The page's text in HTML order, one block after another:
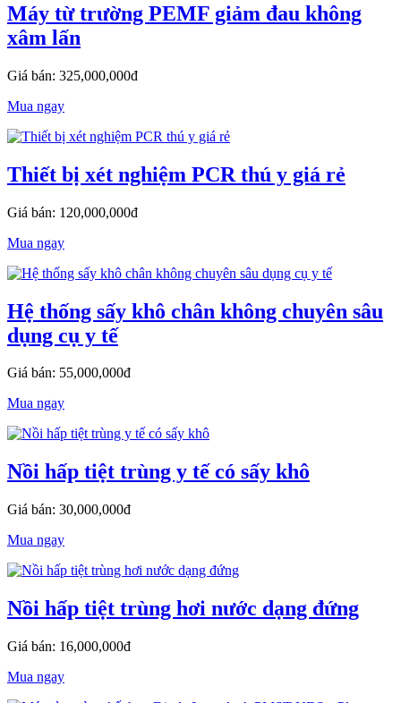
Máy từ trường PEMF giảm đau không
xâm lấn
Giá bán: 325,000,000đ
Mua ngay
Thiết bị xét nghiệm PCR thú y giá rẻ
Giá bán: 120,000,000đ
Mua ngay
Hệ thống sấy khô chân không chuyên sâu
dụng cụ y tế
Giá bán: 55,000,000đ
Mua ngay
Nồi hấp tiệt trùng y tế có sấy khô
Giá bán: 30,000,000đ
Mua ngay
Nồi hấp tiệt trùng hơi nước dạng đứng
Giá bán: 16,000,000đ
Mua ngay